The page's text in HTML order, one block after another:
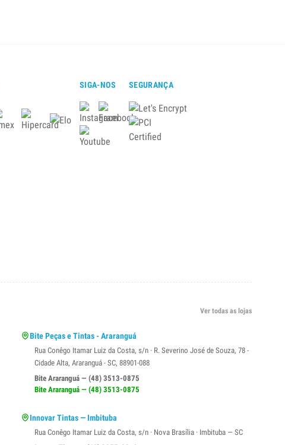
SIGA-NOS SEGURANÇA
Ver todas as lojas
Bite Peças e Tintas - Araranguá
Rua Conêgo Itamar Luiz da Costa, s/n · R. Severino José de Souza, 78 -
Cidade Alta, Araranguá - SC, 88901-088
Bite Araranguá — (48) 3513-0875
Bite Araranguá — (48) 3513-0875
Innovar Tintas — Imbituba
Rua Conêgo Itamar Luiz da Costa, s/n · Nova Brasília · Imbituba — SC